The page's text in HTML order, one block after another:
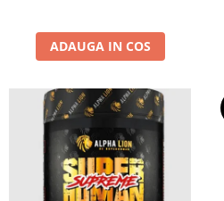
ADAUGA IN COS